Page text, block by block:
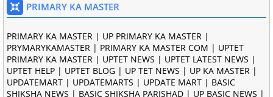
PRIMARY KA MASTER
PRIMARY KA MASTER | UP PRIMARY KA MASTER |
PRYMARYKAMASTER | PRIMARY KA MASTER COM | UPTET
PRIMARY KA MASTER | UPTET NEWS | UPTET LATEST NEWS |
UPTET HELP | UPTET BLOG | UP TET NEWS | UP KA MASTER |
UPDATEMART | UPDATEMARTS | UPDATE MART | BASIC
SHIKSHA NEWS | BASIC SHIKSHA PARISHAD | UP BASIC NEWS |